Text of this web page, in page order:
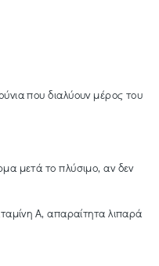
που διαλύουν μέρος του
μετά το πλύσιμο, αν δεν
Α, απαραίτητα λιπαρά